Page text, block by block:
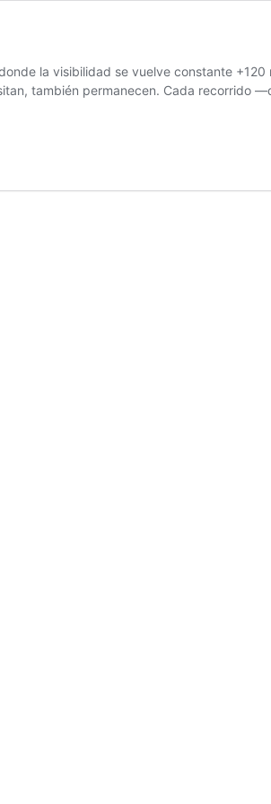
la visibilidad se vuelve constante
también permanecen. Cada